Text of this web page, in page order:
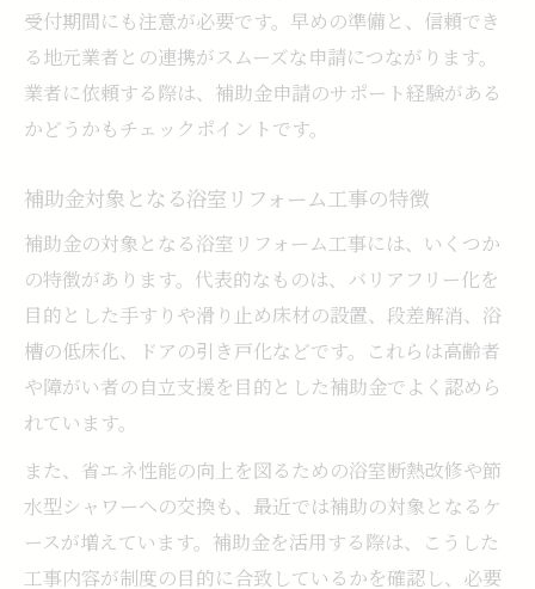
受付期間にも注意が必要です。早めの準備と、信頼でき
る地元業者との連携がスムーズな申請につながります。
業者に依頼する際は、補助金申請のサポート経験がある
かどうかもチェックポイントです。
補助金対象となる浴室リフォーム工事の特徴
補助金の対象となる浴室リフォーム工事には、いくつか
の特徴があります。代表的なものは、バリアフリー化を
目的とした手すりや滑り止め床材の設置、段差解消、浴
槽の低床化、ドアの引き戸化などです。これらは高齢者
や障がい者の自立支援を目的とした補助金でよく認めら
れています。
また、省エネ性能の向上を図るための浴室断熱改修や節
水型シャワーへの交換も、最近では補助の対象となるケ
ースが増えています。補助金を活用する際は、こうした
工事内容が制度の目的に合致しているかを確認し、必要